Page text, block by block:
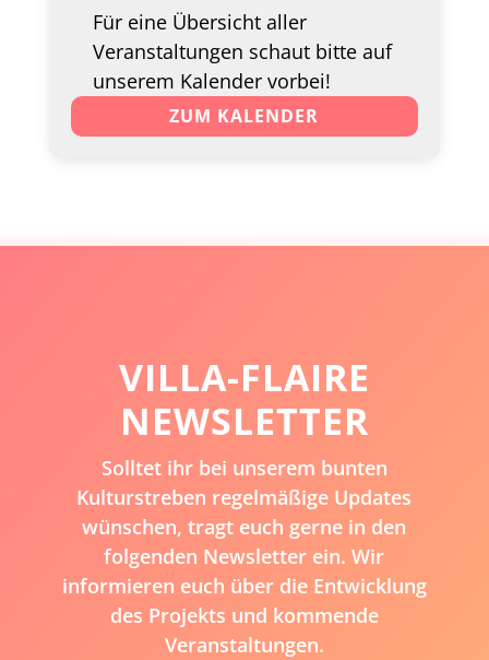
Für eine Übersicht aller
Veranstaltungen schaut bitte auf
unserem Kalender vorbei!
ZUM KALENDER
VILLA-FLAIRE
NEWSLETTER
Solltet ihr bei unserem bunten
Kulturstreben regelmäßige Updates
wünschen, tragt euch gerne in den
folgenden Newsletter ein. Wir
informieren euch über die Entwicklung
des Projekts und kommende
Veranstaltungen.